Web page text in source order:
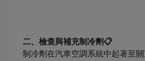
二、檢查與補充制冷劑📋
制冷劑在汽車空調系統中起著至